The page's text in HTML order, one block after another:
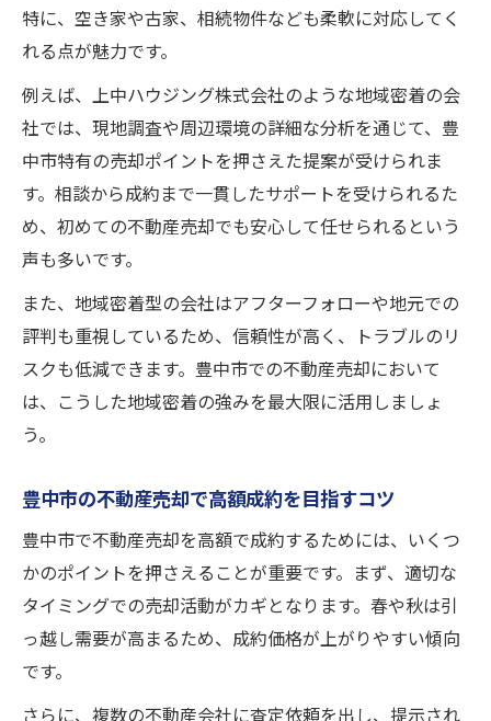
特に、空き家や古家、相続物件なども柔軟に対応してく
れる点が魅力です。
例えば、上中ハウジング株式会社のような地域密着の会
社では、現地調査や周辺環境の詳細な分析を通じて、豊
中市特有の売却ポイントを押さえた提案が受けられま
す。相談から成約まで一貫したサポートを受けられるた
め、初めての不動産売却でも安心して任せられるという
声も多いです。
また、地域密着型の会社はアフターフォローや地元での
評判も重視しているため、信頼性が高く、トラブルのリ
スクも低減できます。豊中市での不動産売却において
は、こうした地域密着の強みを最大限に活用しましょ
う。
豊中市の不動産売却で高額成約を目指すコツ
豊中市で不動産売却を高額で成約するためには、いくつ
かのポイントを押さえることが重要です。まず、適切な
タイミングでの売却活動がカギとなります。春や秋は引
っ越し需要が高まるため、成約価格が上がりやすい傾向
です。
さらに、複数の不動産会社に査定依頼を出し、提示され